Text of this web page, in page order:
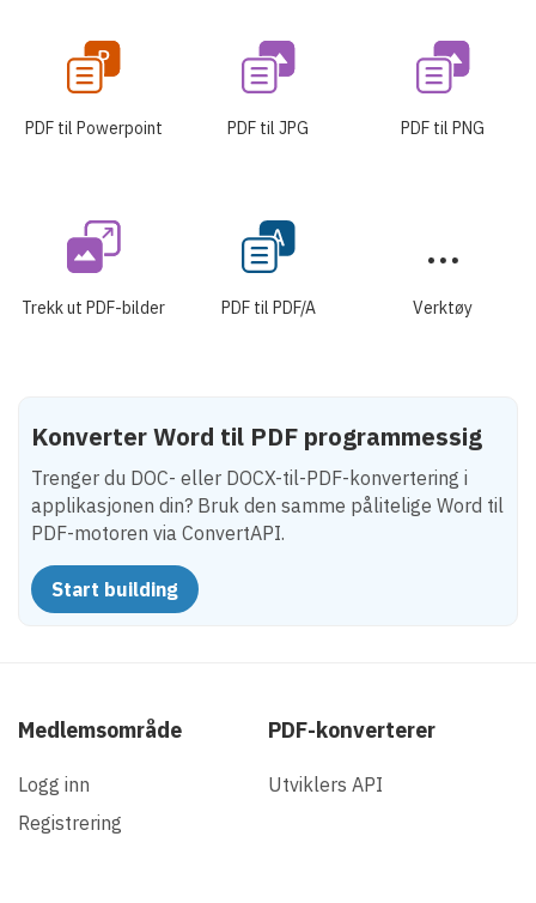
PDF til Powerpoint PDF til JPG PDF til PNG
Trekk ut PDF-bilder PDF til PDF/A Verktøy
Konverter Word til PDF programmessig
Trenger du DOC- eller DOCX-til-PDF-konvertering i
applikasjonen din? Bruk den samme pålitelige Word til
PDF-motoren via ConvertAPI.
Start building
Medlemsområde
Logg inn
Registrering
PDF-konverterer
Utviklers API